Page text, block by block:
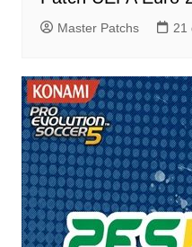
Master Patchs 21